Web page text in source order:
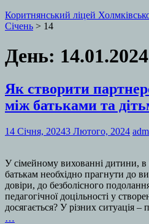
Коритнянський ліцей
Січень > 14
День: 14.01.2024
Як створити
між батьками та
14 Січня, 20243 Лютого, 2024
У сімейному вихованні дитини, в
батькам необхідно прагнути до
довіри, до безболісного
педагогічної доцільності у
досягається? У різних ситуація –
…